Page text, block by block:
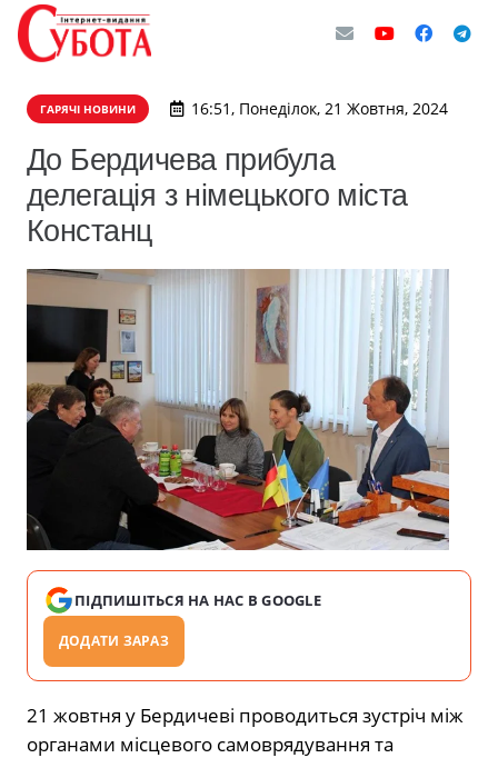
ГАРЯЧІ НОВИНИ 16:51, Понеділок, 21 Жовтня, 2024
До Бердичева прибула
делегація з німецького міста
Констанц
ПІДПИШІТЬСЯ НА НАС В GOOGLE
ДОДАТИ ЗАРАЗ
21 жовтня у Бердичеві проводиться зустріч між
органами місцевого самоврядування та